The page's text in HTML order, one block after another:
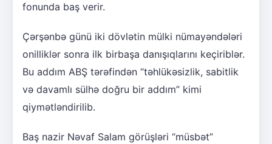
fonunda baş verir.
Çərşənbə günü iki dövlətin mülki nümayəndələri
onilliklər sonra ilk birbaşa danışıqlarını keçiriblər.
Bu addım ABŞ tərəfindən “təhlükəsizlik, sabitlik
və davamlı sülhə doğru bir addım” kimi
qiymətləndirilib.
Baş nazir Nəvaf Salam görüşləri “müsbət”